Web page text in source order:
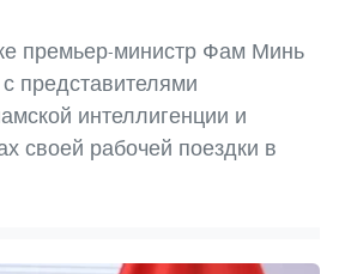
премьер-министр Фам Минь
представителями
интеллигенции и
своей рабочей поездки в